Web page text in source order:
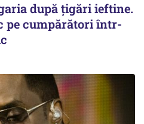
după țigări ieftine.
pe cumpărători într-